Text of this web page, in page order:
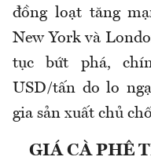
đồng loạt tăng
New York và
tục bứt phá,
USD/tấn do lo
gia sản xuất chủ
GIÁ CÀ PHÊ